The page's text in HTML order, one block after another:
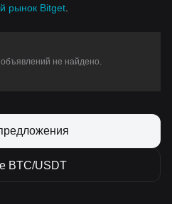
рынок Bitget
не найдено.
BTC/USDT